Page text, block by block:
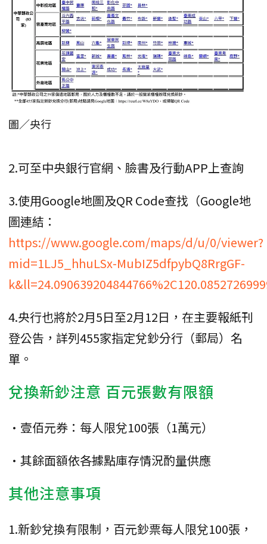
圖／央行
2.可至中央銀行官網、臉書及行動APP上查詢
3.使用Google地圖及QR Code查找（Google地
圖連結：
https://www.google.com/maps/d/u/0/viewer?
mid=1LJ5_hhuLSx-MubIZ5dfpybQ8RrgGF-
4.央行也將於2月5日至2月12日，在主要報紙刊
登公告，詳列455家指定兌鈔分行（郵局）名
單。
兌換新鈔注意 百元張數有限額
•壹佰元券：每人限兌100張（1萬元）
•其餘面額依各據點庫存情況酌量供應
其他注意事項
1.新鈔兌換有限制，百元鈔票每人限兌100張，